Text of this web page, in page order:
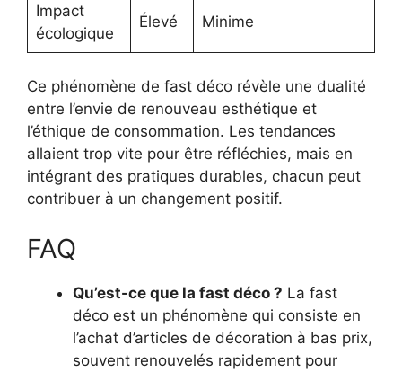
Impact
écologique
Élevé Minime
Ce phénomène de fast déco révèle une dualité
entre l’envie de renouveau esthétique et
l’éthique de consommation. Les tendances
allaient trop vite pour être réfléchies, mais en
intégrant des pratiques durables, chacun peut
contribuer à un changement positif.
FAQ
Qu’est-ce que la fast déco ? La fast
déco est un phénomène qui consiste en
l’achat d’articles de décoration à bas prix,
souvent renouvelés rapidement pour